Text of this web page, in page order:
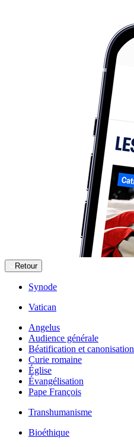
Retour
Synode
Vatican
Angelus
Audience générale
Béatification et canonisation
Curie romaine
Église
Évangélisation
Pape François
Transhumanisme
Bioéthique